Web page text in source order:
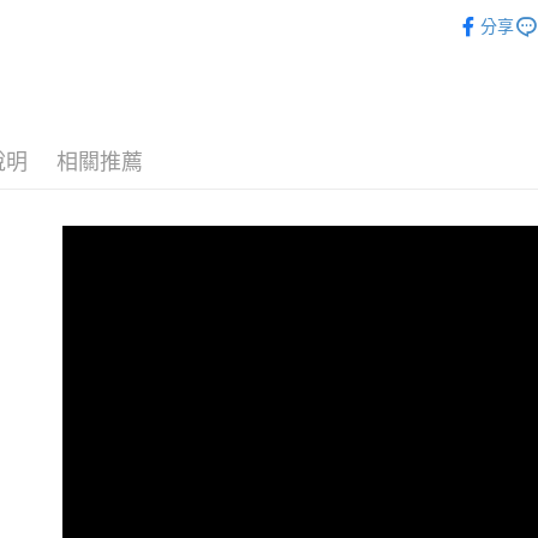
悠遊付
每筆
分享
明 相關推薦